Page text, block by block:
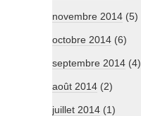
novembre 2014 (5)
octobre 2014 (6)
septembre 2014 (4)
août 2014 (2)
juillet 2014 (1)